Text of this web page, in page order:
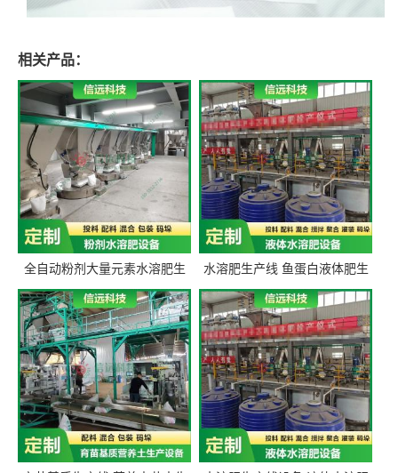
相关产品：
全自动粉剂大量元素水溶肥生
产设备 信远科技肥料生产设备
源头厂家
水溶肥生产线 鱼蛋白液体肥生
产设备 氨基酸液态肥全套设备